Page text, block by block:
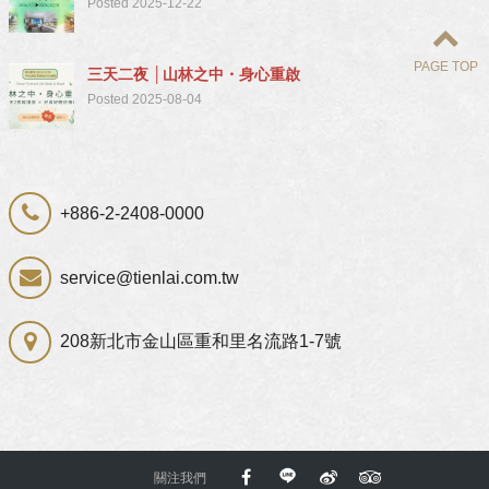
Posted 2025-12-22
三天二夜 │山林之中・身心重啟
Posted 2025-08-04
+886-2-2408-0000
service@tienlai.com.tw
208新北市金山區重和里名流路1-7號
關注我們
PAGE TOP